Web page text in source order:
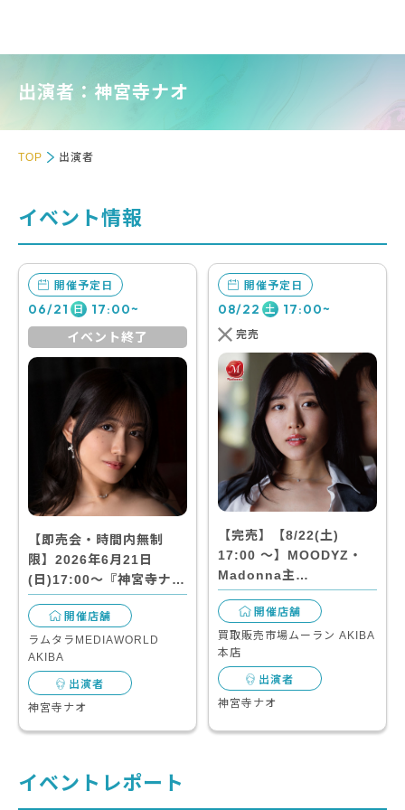
出演者：神宮寺ナオ
TOP 出演者
イベント情報
開催予定日
06/21 日 17:00~
イベント終了
【即売会・時間内無制
限】2026年6月21日
(日)17:00～『神宮寺ナ…
開催店舗
ラムタラMEDIAWORLD
AKIBA
出演者
神宮寺ナオ
開催予定日
08/22 土 17:00~
完売
【完売】【8/22(土)
17:00 〜】MOODYZ・
Madonna主…
開催店舗
買取販売市場ムーラン AKIBA
本店
出演者
神宮寺ナオ
イベントレポート